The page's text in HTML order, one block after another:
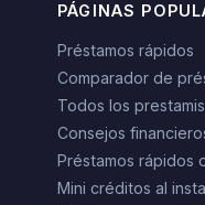
PÁGINAS
Préstamos rápidos
Comparador de
Todos los
Consejos
Préstamos rápidos
Mini créditos al